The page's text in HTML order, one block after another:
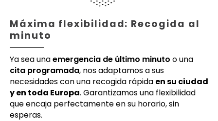
Máxima flexibilidad: Recogida al
minuto
Ya sea unaemergencia de último minuto o una
cita programada, nos adaptamos a sus
necesidades con una recogida rápida en su ciudad
y en toda Europa. Garantizamos una flexibilidad
que encaja perfectamente en su horario, sin
esperas.